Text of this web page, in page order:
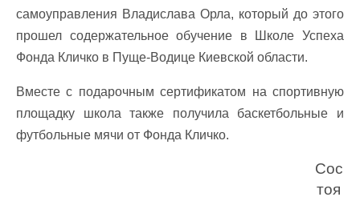
самоуправления Владислава Орла, который до этого
прошел содержательное обучение в Школе Успеха
Фонда Кличко в Пуще-Водице Киевской области.
Вместе с подарочным сертификатом на спортивную
площадку школа также получила баскетбольные и
футбольные мячи от Фонда Кличко.
Сос
тоя